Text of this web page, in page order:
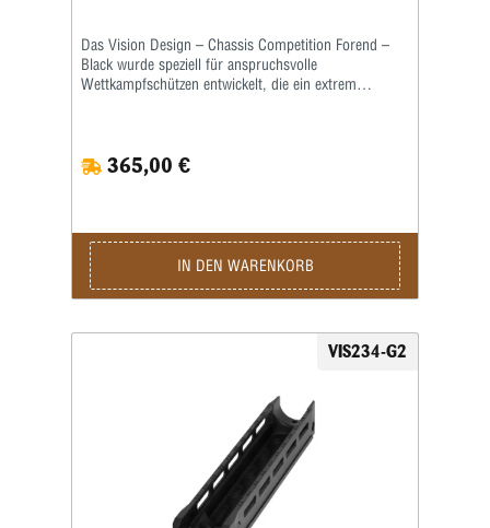
Das Vision Design – Chassis Competition Forend –
Black wurde speziell für anspruchsvolle
Wettkampfschützen entwickelt, die ein extrem
es durch eine außergewöhnliche Steifigkeit, die auch
unter hoher Belastung für ein konstant ruhiges
Balance des Systems – perfekt für dynamische
Matches oder Präzisionsdisziplinen. Die matte,
schwarze Oberfläche verleiht dem Forend nicht nur
eine moderne, taktische Optik, sondern schützt auch
der integrierten M-LOK-Schnittstellen lässt sich
Zubehör wie Schienen, Handstops oder ein Zweibein
exakt an Ihren Wettkampfstil anpassen können. Die
ergonomische Gestaltung sorgt zusätzlich für ein
sicheres Handling in jeder Schießposition. Wer
maximale Leistung, Robustheit und Anpassbarkeit
sucht, findet im Vision Design – Chassis Competition
Forend – Black eine Premium-Lösung, die höchste
Wettkampfstandards erfüllt.
365,00 €
IN DEN WARENKORB
VIS234-G2